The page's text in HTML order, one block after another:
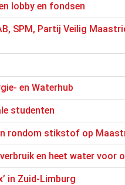
lobby en fondsen
SPM, Partij Veilig
en Waterhub
studenten
rondom stikstof op
en heet water voor
in Zuid-Limburg